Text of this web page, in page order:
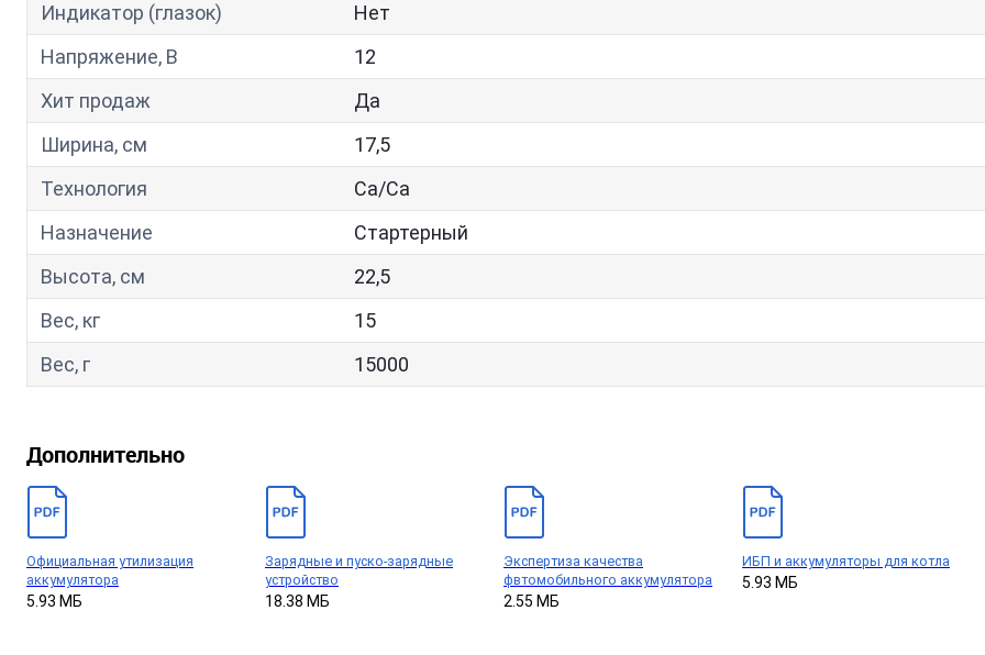
Индикатор (глазок)
Нет
Напряжение, В
12
Хит продаж
Да
Ширина, см
17,5
Технология
Са/Са
Назначение
Стартерный
Высота, см
22,5
Вес, кг
15
Вес, г
15000
Дополнительно
Официальная утилизация
аккумулятора
5.93 МБ
Зарядные и пуско-зарядные
устройство
18.38 МБ
Экспертиза качества
фвтомобильного аккумулятора
2.55 МБ
ИБП и аккумуляторы для котла
5.93 МБ